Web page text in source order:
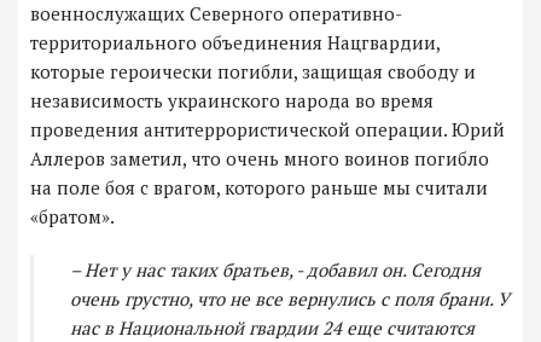
военнослужащих Северного оперативно-
территориального объединения Нацгвардии,
которые героически погибли, защищая свободу и
независимость украинского народа во время
проведения антитеррористической операции. Юрий
Аллеров заметил, что очень много воинов погибло
на поле боя с врагом, которого раньше мы считали
«братом».
– Нет у нас таких братьев, - добавил он. Сегодня
очень грустно, что не все вернулись с поля брани. У
нас в Национальной гвардии 24 еще считаются